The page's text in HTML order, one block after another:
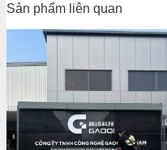
Sản phẩm liên quan